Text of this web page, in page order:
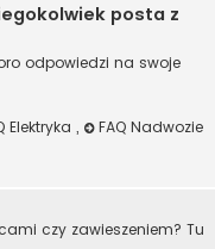
posta z
odpowiedzi na swoje
Elektryka ,
FAQ Nadwozie
czy zawieszeniem? Tu